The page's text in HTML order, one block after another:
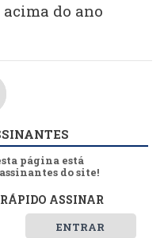
acima do ano
página está
do site!
ASSINAR
ENTRAR